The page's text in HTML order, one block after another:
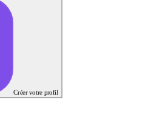
Créer votre profil